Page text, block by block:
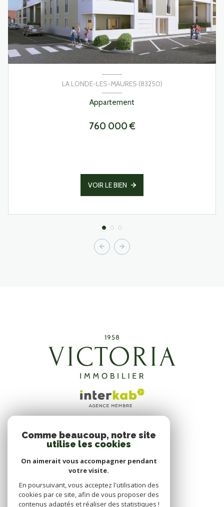
LA LONDE-LES-MAURES (83250)
Appartement
760 000 €
VOIR LE BIEN
ADHÉRENTS
NOUS ADHÉRONS
Comme beaucoup, notre site
utilise les cookies
On aimerait vous accompagner pendant
votre visite.
En poursuivant, vous acceptez l'utilisation des
cookies par ce site, afin de vous proposer des
contenus adaptés et réaliser des statistiques !